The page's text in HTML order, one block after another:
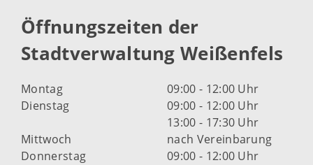
Öffnungszeiten der
Stadtverwaltung Weißenfels
Montag
09:00 - 12:00 Uhr
Dienstag
09:00 - 12:00 Uhr
13:00 - 17:30 Uhr
Mittwoch
nach Vereinbarung
Donnerstag
09:00 - 12:00 Uhr